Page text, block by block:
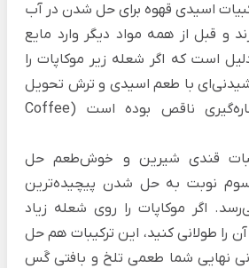
اسیدی قهوه برای حل شدن در آب
و قبل از همه مواد دیگر وارد مایع
است که اگر شعله زیر موکاپات را
با طعم اسیدی و ترش تحویل
می‌گیرید؛ یعنی عصاره‌گیری ناقص بوده است (Coffee
قندی شیرین و خوش‌طعم حل
نوبت به حل شدن پیچیده‌ترین
اگر موکاپات را روی شعله زیاد
را طولانی کنید، این ترکیبات هم حل
نهایی شما طعمی تلخ و بافتی گَس